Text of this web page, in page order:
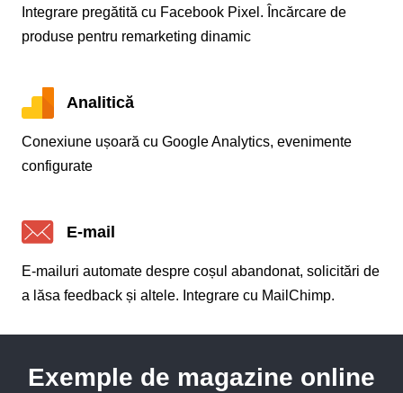
Integrare pregătită cu Facebook Pixel. Încărcare de
produse pentru remarketing dinamic
Analitică
Conexiune ușoară cu Google Analytics, evenimente
configurate
E-mail
E-mailuri automate despre coșul abandonat, solicitări de
a lăsa feedback și altele. Integrare cu MailChimp.
Exemple de magazine online